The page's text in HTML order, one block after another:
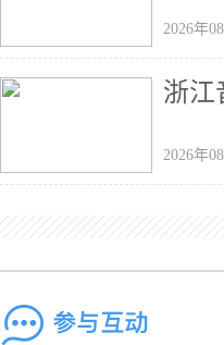
2026年
浙江
2026年